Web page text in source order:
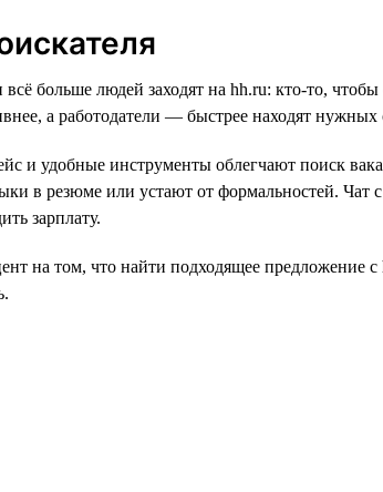
больше людей заходят на hh.ru: кто-то,
а работодатели — быстрее находят нужных
и удобные инструменты облегчают поиск
в резюме или устают от формальностей. Чат
зарплату.
на том, что найти подходящее